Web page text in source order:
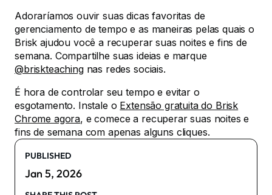
Adoraríamos ouvir suas dicas favoritas de
gerenciamento de tempo e as maneiras pelas quais o
Brisk ajudou você a recuperar suas noites e fins de
semana. Compartilhe suas ideias e marque
@briskteachingnas redes sociais.
É hora de controlar seu tempo e evitar o
esgotamento. Instale o Extensão gratuita do Brisk
Chrome agora, e comece a recuperar suas noites e
fins de semana com apenas alguns cliques.
PUBLISHED
Jan 5, 2026